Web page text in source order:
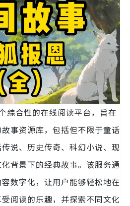
综合性的在线阅读平台，旨在
事资源库，包括但不限于童话
说、历史传奇、科幻小说、现
背景下的经典故事。该服务通
数字化，让用户能够轻松地在
阅读的乐趣，并探索不同文化